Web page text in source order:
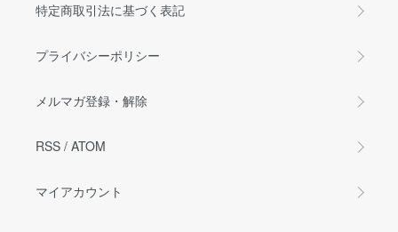
特定商取引法に基づく表記
プライバシーポリシー
メルマガ登録・解除
RSS / ATOM
マイアカウント